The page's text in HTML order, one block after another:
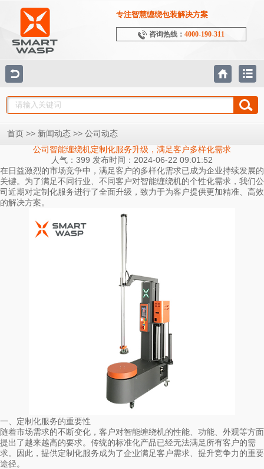
专注智慧缠绕包装解决方案
咨询热线： 4000-190-311
首页 >> 新闻动态 >> 公司动态
公司智能缠绕机定制化服务升级，满足客户多样化需求
人气：399 发布时间：2024-06-22 09:01:52
在日益激烈的市场竞争中，满足客户的多样化需求已成为企业持续发展的
关键。为了满足不同行业、不同客户对智能缠绕机的个性化需求，我们公
司近期对定制化服务进行了全面升级，致力于为客户提供更加精准、高效
的解决方案。
一、定制化服务的重要性
随着市场需求的不断变化，客户对智能缠绕机的性能、功能、外观等方面
提出了越来越高的要求。传统的标准化产品已经无法满足所有客户的需
求。因此，提供定制化服务成为了企业满足客户需求、提升竞争力的重要
途径。